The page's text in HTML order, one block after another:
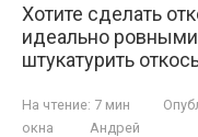
Хотите сделать
идеально
штукатурить
На чтение: 7 мин
окна
Андрей